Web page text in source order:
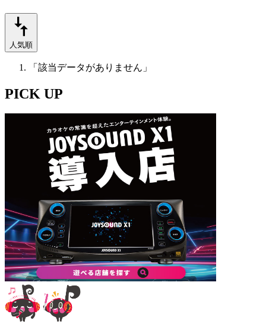
人気順
「該当データがありません」
PICK UP